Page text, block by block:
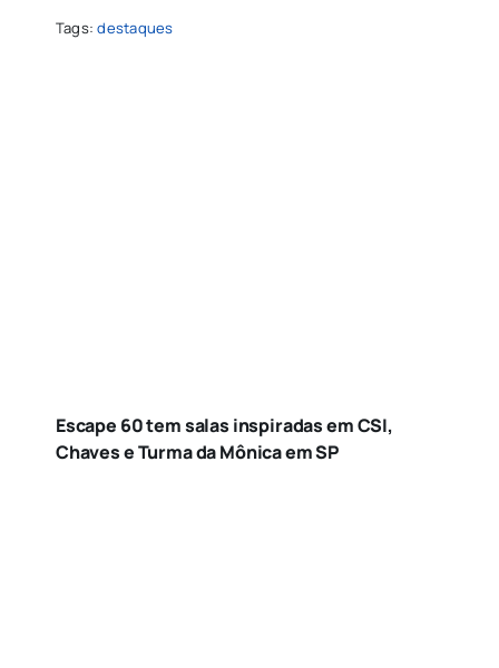
Tags:destaques
Escape 60 tem salas inspiradas em CSI,
Chaves e Turma da Mônica em SP